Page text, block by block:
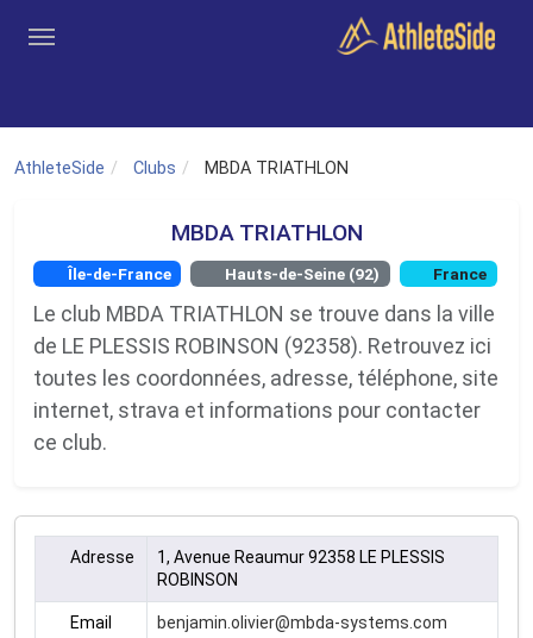
AthleteSide Clubs MBDA TRIATHLON
MBDA TRIATHLON
Île-de-France Hauts-de-Seine (92) France
Le club MBDA TRIATHLON se trouve dans la ville
de LE PLESSIS ROBINSON (92358). Retrouvez ici
toutes les coordonnées, adresse, téléphone, site
internet, strava et informations pour contacter
ce club.
Adresse
1, Avenue Reaumur 92358 LE PLESSIS
ROBINSON
Email benjamin.olivier@mbda-systems.com